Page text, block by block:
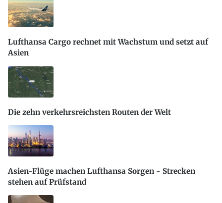
Lufthansa Cargo rechnet mit Wachstum und setzt auf
Asien
Die zehn verkehrsreichsten Routen der Welt
Asien-Flüge machen Lufthansa Sorgen - Strecken
stehen auf Prüfstand